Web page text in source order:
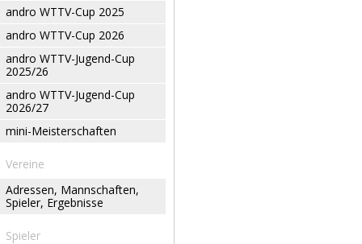
andro WTTV-Cup 2025
andro WTTV-Cup 2026
andro WTTV-Jugend-Cup
2025/26
andro WTTV-Jugend-Cup
2026/27
mini-Meisterschaften
Vereine
Adressen, Mannschaften,
Spieler, Ergebnisse
Spieler